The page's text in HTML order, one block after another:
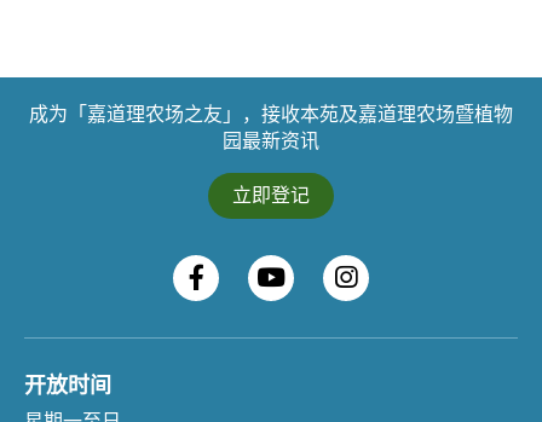
成为「嘉道理农场之友」，接收本苑及嘉道理农场暨植物
园最新资讯
立即登记
开放时间